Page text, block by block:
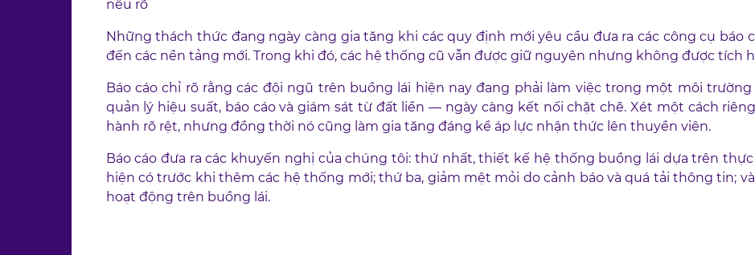
nêu rõ
Những thách thức đang ngày càng gia tăng khi các quy định mới yêu cầu đưa ra các công cụ báo
đến các nền tảng mới. Trong khi đó, các hệ thống cũ vẫn được giữ nguyên nhưng không được tích
Báo cáo chỉ rõ rằng các đội ngũ trên buồng lái hiện nay đang phải làm việc trong một môi
quản lý hiệu suất, báo cáo và giám sát từ đất liền — ngày càng kết nối chặt chẽ. Xét một cách
hành rõ rệt, nhưng đồng thời nó cũng làm gia tăng đáng kể áp lực nhận thức lên thuyền viên.
Báo cáo đưa ra các khuyến nghị của chúng tôi: thứ nhất, thiết kế hệ thống buồng lái dựa trên
hiện có trước khi thêm các hệ thống mới; thứ ba, giảm mệt mỏi do cảnh báo và quá tải thông tin;
hoạt động trên buồng lái.